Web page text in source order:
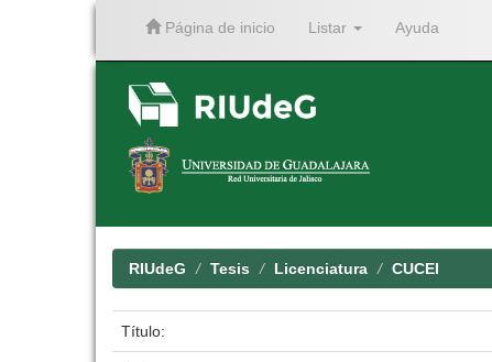
Página de inicio Listar Ayuda
RIUdeG Tesis Licenciatura CUCEI
Título: